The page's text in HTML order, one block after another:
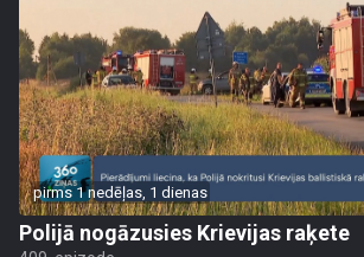
pirms 1 nedēļas, 1 dienas
Polijā nogāzusies Krievijas raķete